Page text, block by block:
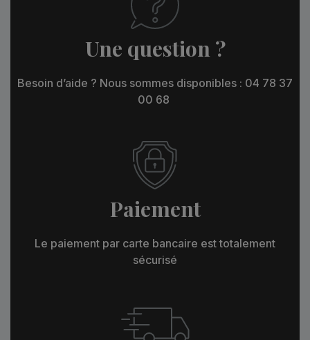
Une question ?
Besoin d’aide ? Nous sommes disponibles : 04 78 37
00 68
Paiement
Le paiement par carte bancaire est totalement
sécurisé